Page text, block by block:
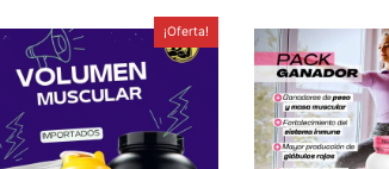
¡Oferta!